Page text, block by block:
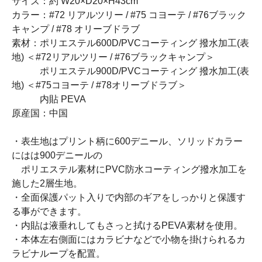
カラー：#72 リアルツリー / #75 コヨーテ / #76ブラック
キャンプ / #78 オリーブドラブ
素材：ポリエステル600D/PVCコーティング 撥水加工(表
地) ＜#72リアルツリー / #76ブラックキャンプ＞
ポリエステル900D/PVCコーティング 撥水加工(表
地) ＜#75コヨーテ / #78オリーブドラブ＞
内貼 PEVA
原産国：中国
・表生地はプリント柄に600デニール、ソリッドカラー
にはは900デニールの
ポリエステル素材にPVC防水コーティング撥水加工を
施した2層生地。
・全面保護パット入りで内部のギアをしっかりと保護す
る事ができます。
・内貼は液垂れしてもさっと拭けるPEVA素材を使用。
・本体左右側面にはカラビナなどで小物を掛けられるカ
ラビナループを配置。